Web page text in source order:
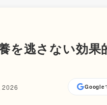
を逃さない効果
2026 Google